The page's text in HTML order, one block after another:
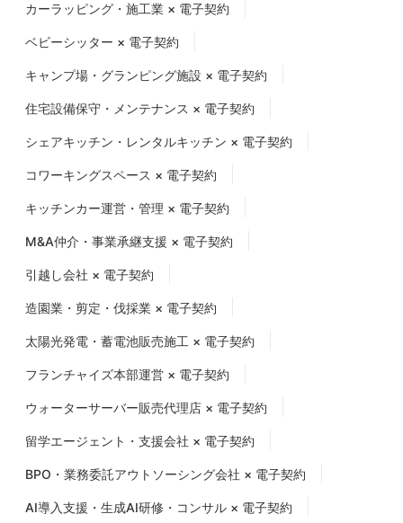
カーラッピング・施工業 × 電子契約
ベビーシッター × 電子契約
キャンプ場・グランピング施設 × 電子契約
住宅設備保守・メンテナンス × 電子契約
シェアキッチン・レンタルキッチン × 電子契約
コワーキングスペース × 電子契約
キッチンカー運営・管理 × 電子契約
M&A仲介・事業承継支援 × 電子契約
引越し会社 × 電子契約
造園業・剪定・伐採業 × 電子契約
太陽光発電・蓄電池販売施工 × 電子契約
フランチャイズ本部運営 × 電子契約
ウォーターサーバー販売代理店 × 電子契約
留学エージェント・支援会社 × 電子契約
BPO・業務委託アウトソーシング会社 × 電子契約
AI導入支援・生成AI研修・コンサル × 電子契約